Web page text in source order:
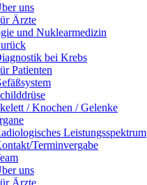
uns
Ärzte
und Nuklearmedizin
bei Krebs
Patienten
/ Knochen / Gelenke
Leistungsspektrum
Terminvergabe
uns
Ärzte